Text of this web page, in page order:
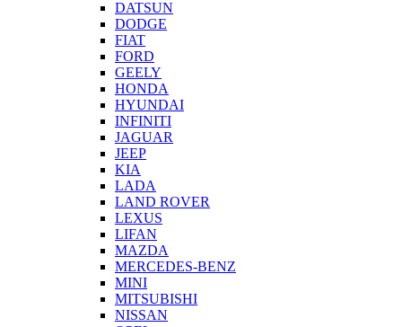
DATSUN
DODGE
FIAT
FORD
GEELY
HONDA
HYUNDAI
INFINITI
JAGUAR
JEEP
KIA
LADA
LAND ROVER
LEXUS
LIFAN
MAZDA
MERCEDES-BENZ
MINI
MITSUBISHI
NISSAN